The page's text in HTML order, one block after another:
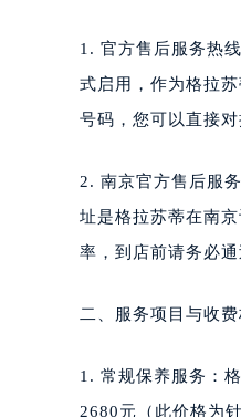
1. 官方售后服务热
式启用，作为格拉
号码，您可以直接
2. 南京官方售后服
址是格拉苏蒂在南
率，到店前请务必
二、服务项目与收
1. 常规保养服务：
2680元（此价格为